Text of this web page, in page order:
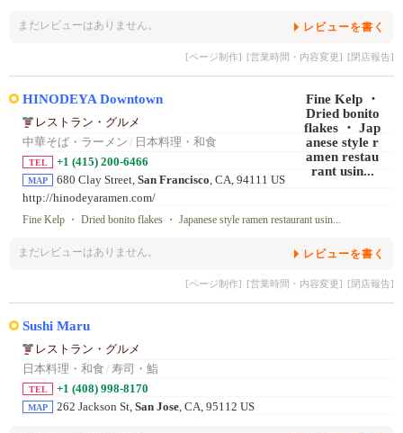
まだレビューはありません。 レビューを書く
[ページ制作] [営業時間・内容変更] [閉店報告]
HINODEYA Downtown
レストラン・グルメ
中華そば・ラーメン / 日本料理・和食
TEL +1 (415) 200-6466
MAP 680 Clay Street, San Francisco , CA, 94111 US
http://hinodeyaramen.com/
Fine Kelp ・ Dried bonito flakes ・ Japanese style ramen restaurant usin...
まだレビューはありません。 レビューを書く
[ページ制作] [営業時間・内容変更] [閉店報告]
Sushi Maru
レストラン・グルメ
日本料理・和食 / 寿司・鮨
TEL +1 (408) 998-8170
MAP 262 Jackson St, San Jose, CA, 95112 US